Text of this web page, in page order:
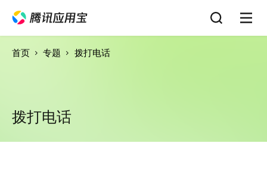
首页 专题 拨打电话
拨打电话